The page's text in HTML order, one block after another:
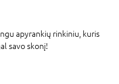
apyrankių rinkiniu, kuris
savo skonį!